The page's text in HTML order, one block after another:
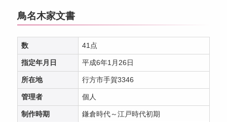
鳥名木家文書
数 41点
指定年月日 平成6年1月26日
所在地 行方市手賀3346
管理者 個人
制作時期 鎌倉時代～江戸時代初期